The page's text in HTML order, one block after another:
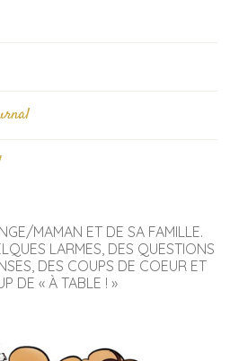
MAMAN ET DE SA FAMILLE.
LARMES, DES QUESTIONS
DES COUPS DE COEUR ET
DE « À TABLE ! »